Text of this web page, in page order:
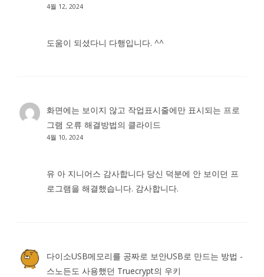
4월 12, 2024
도움이 되셨다니 다행입니다. ^^
화면에는 보이지 않고 작업표시줄에만 표시되는 프로
그램 오류 해결방법의 클라이드
4월 10, 2024
유 아 지니어스 감사합니다 당신 덕분에 안 보이던 프
로그램을 해결했습니다. 감사합니다.
다이소USB메모리를 공짜로 보안USB로 만드는 방법 -
스노든도 사용했던 Truecrypt의 우키